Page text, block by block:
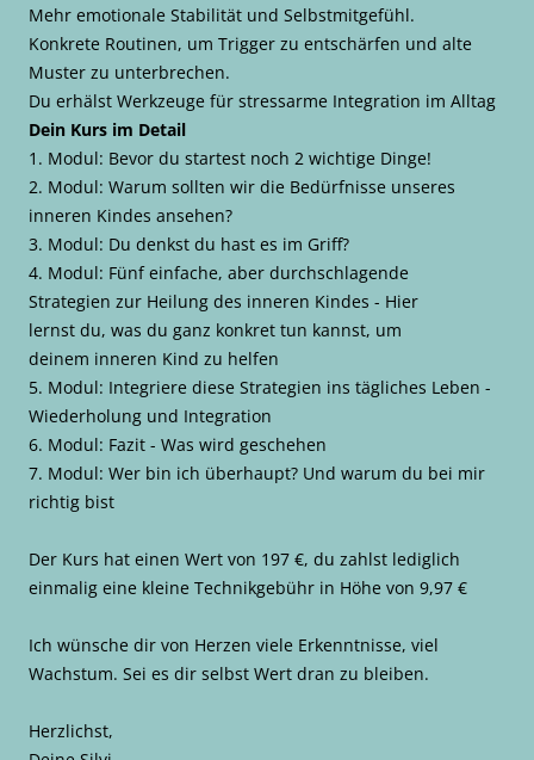
Mehr emotionale Stabilität und Selbstmitgefühl.
Konkrete Routinen, um Trigger zu entschärfen und alte
Muster zu unterbrechen.
Du erhälst Werkzeuge für stressarme Integration im Alltag
Dein Kurs im Detail
1. Modul: Bevor du startest noch 2 wichtige Dinge!
2. Modul: Warum sollten wir die Bedürfnisse unseres
inneren Kindes ansehen?
3. Modul: Du denkst du hast es im Griff?
4. Modul: Fünf einfache, aber durchschlagende
Strategien zur Heilung des inneren Kindes - Hier
lernst du, was du ganz konkret tun kannst, um
deinem inneren Kind zu helfen
5. Modul: Integriere diese Strategien ins tägliches Leben -
Wiederholung und Integration
6. Modul: Fazit - Was wird geschehen
7. Modul: Wer bin ich überhaupt? Und warum du bei mir
richtig bist
Der Kurs hat einen Wert von 197 €, du zahlst lediglich
einmalig eine kleine Technikgebühr in Höhe von 9,97 €
Ich wünsche dir von Herzen viele Erkenntnisse, viel
Wachstum. Sei es dir selbst Wert dran zu bleiben.
Herzlichst,